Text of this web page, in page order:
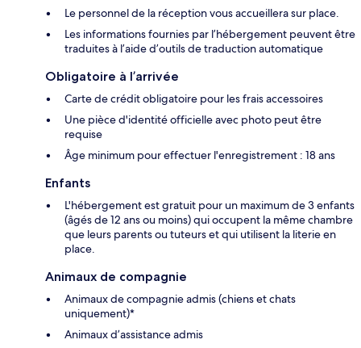
Le personnel de la réception vous accueillera sur place.
Les informations fournies par l’hébergement peuvent être
traduites à l’aide d’outils de traduction automatique
Obligatoire à l’arrivée
Carte de crédit obligatoire pour les frais accessoires
Une pièce d'identité officielle avec photo peut être
requise
Âge minimum pour effectuer l'enregistrement : 18 ans
Enfants
L'hébergement est gratuit pour un maximum de 3 enfants
(âgés de 12 ans ou moins) qui occupent la même chambre
que leurs parents ou tuteurs et qui utilisent la literie en
place.
Animaux de compagnie
Animaux de compagnie admis (chiens et chats
uniquement)*
Animaux d’assistance admis